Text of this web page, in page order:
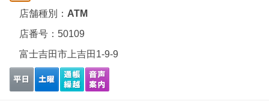
店舗種別： ATM
店番号：50109
富士吉田市上吉田1-9-9